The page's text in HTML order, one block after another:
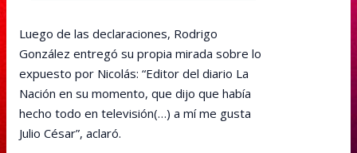
Luego de las declaraciones, Rodrigo
González entregó su propia mirada sobre lo
expuesto por Nicolás: “Editor del diario La
Nación en su momento, que dijo que había
hecho todo en televisión(…) a mí me gusta
Julio César”, aclaró.